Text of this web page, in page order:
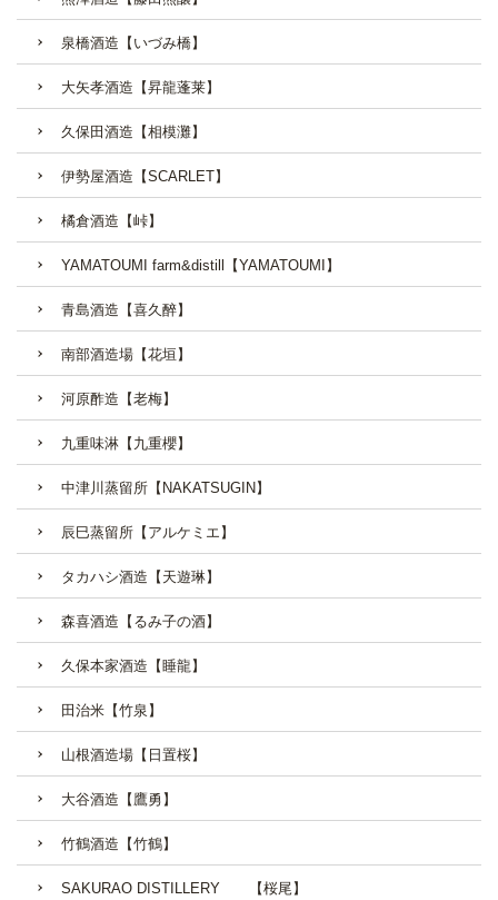
泉橋酒造【いづみ橋】
大矢孝酒造【昇龍蓬莱】
久保田酒造【相模灘】
伊勢屋酒造【SCARLET】
橘倉酒造【峠】
YAMATOUMI farm&distill【YAMATOUMI】
青島酒造【喜久醉】
南部酒造場【花垣】
河原酢造【老梅】
九重味淋【九重櫻】
中津川蒸留所【NAKATSUGIN】
辰巳蒸留所【アルケミエ】
タカハシ酒造【天遊琳】
森喜酒造【るみ子の酒】
久保本家酒造【睡龍】
田治米【竹泉】
山根酒造場【日置桜】
大谷酒造【鷹勇】
竹鶴酒造【竹鶴】
SAKURAO DISTILLERY 【桜尾】